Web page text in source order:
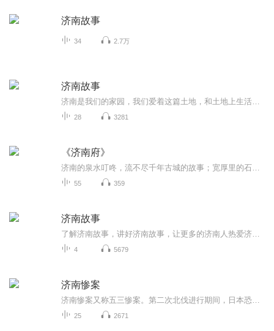
济南故事
34 2.7万
济南故事
28 3281
《济南府》
55 359
济南故事
4 5679
济南惨案
25 2671